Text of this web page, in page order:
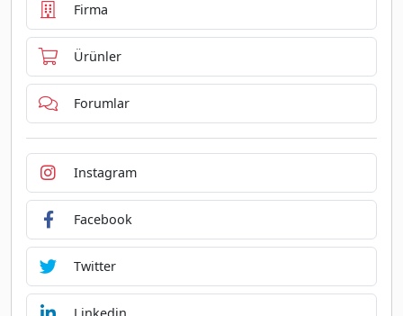
Firma
Ürünler
Forumlar
Instagram
Facebook
Twitter